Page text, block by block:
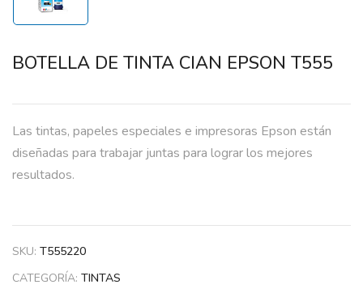
BOTELLA DE TINTA CIAN EPSON T555
Las tintas, papeles especiales e impresoras Epson están
diseñadas para trabajar juntas para lograr los mejores
resultados.
SKU: T555220
CATEGORÍA: TINTAS